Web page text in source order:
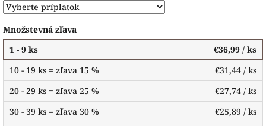
Množstevná zľava
1 - 9 ks
€36,99 / ks
10 - 19 ks = zľava 15 %
€31,44 / ks
20 - 29 ks = zľava 25 %
€27,74 / ks
30 - 39 ks = zľava 30 %
€25,89 / ks